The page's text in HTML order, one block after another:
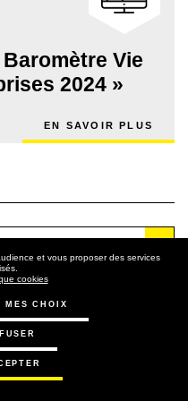
Vie
2024 »
EN SAVOIR PLUS
et vous proposer des services
cookies
MES CHOIX